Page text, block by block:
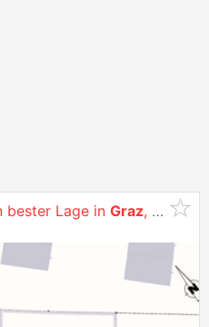
bester Lage in Graz, Andritz